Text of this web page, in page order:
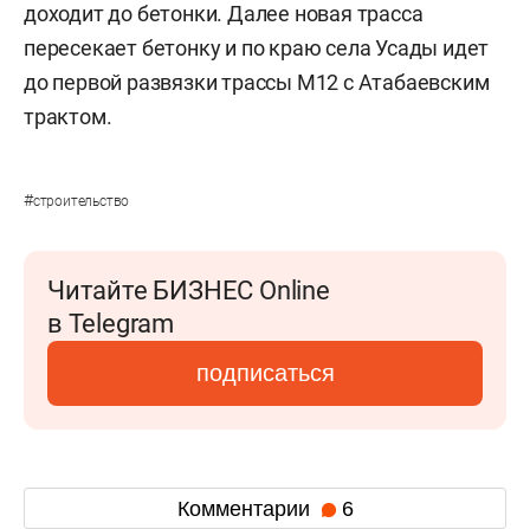
доходит до бетонки. Далее новая трасса
пересекает бетонку и по краю села Усады идет
до первой развязки трассы М12 с Атабаевским
трактом.
#строительство
Читайте БИЗНЕС Online
в Telegram
подписаться
Комментарии 6